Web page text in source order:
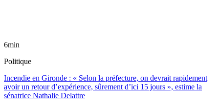
6min
Politique
Incendie en Gironde : « Selon la préfecture, on devrait rapidement
avoir un retour d’expérience, sûrement d’ici 15 jours », estime la
sénatrice Nathalie Delattre